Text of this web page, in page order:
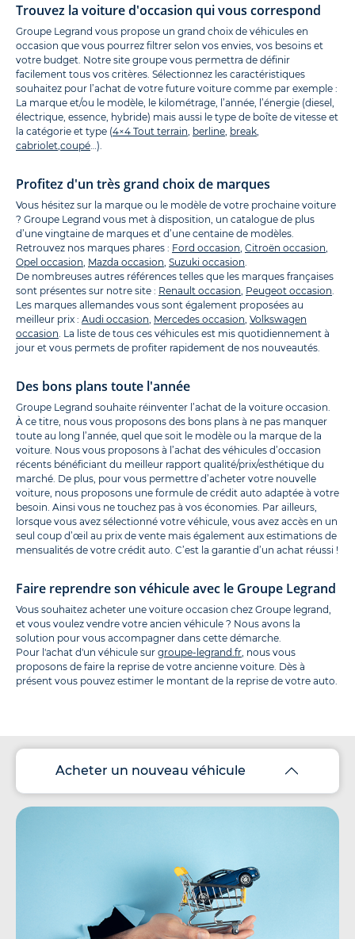
Trouvez la voiture d'occasion qui vous correspond
Groupe Legrand vous propose un grand choix de véhicules en
occasion que vous pourrez filtrer selon vos envies, vos besoins et
votre budget. Notre site groupe vous permettra de définir
facilement tous vos critères. Sélectionnez les caractéristiques
souhaitez pour l’achat de votre future voiture comme par exemple :
La marque et/ou le modèle, le kilométrage, l’année, l’énergie (diesel,
électrique, essence, hybride) mais aussi le type de boîte de vitesse et
la catégorie et type (4×4 Tout terrain berline break
cabriolet coupé …).
Profitez d'un très grand choix de marques
Vous hésitez sur la marque ou le modèle de votre prochaine voiture
? Groupe Legrand vous met à disposition, un catalogue de plus
d’une vingtaine de marques et d’une centaine de modèles.
Retrouvez nos marques phares : Ford occasion Citroën occasion
Opel occasion Mazda occasion Suzuki occasion
De nombreuses autres références telles que les marques françaises
sont présentes sur notre site : Renault occasion Peugeot occasion
Les marques allemandes vous sont également proposées au
meilleur prix : Audi occasion Mercedes occasion Volkswagen
occasion . La liste de tous ces véhicules est mis quotidiennement à
jour et vous permets de profiter rapidement de nos nouveautés.
Des bons plans toute l'année
Groupe Legrand souhaite réinventer l’achat de la voiture occasion.
À ce titre, nous vous proposons des bons plans à ne pas manquer
toute au long l’année, quel que soit le modèle ou la marque de la
voiture. Nous vous proposons à l’achat des véhicules d’occasion
récents bénéficiant du meilleur rapport qualité/prix/esthétique du
marché. De plus, pour vous permettre d’acheter votre nouvelle
voiture, nous proposons une formule de crédit auto adaptée à votre
besoin. Ainsi vous ne touchez pas à vos économies. Par ailleurs,
lorsque vous avez sélectionné votre véhicule, vous avez accès en un
seul coup d’œil au prix de vente mais également aux estimations de
mensualités de votre crédit auto. C’est la garantie d’un achat réussi !
Faire reprendre son véhicule avec le Groupe Legrand
Vous souhaitez acheter une voiture occasion chez Groupe legrand,
et vous voulez vendre votre ancien véhicule ? Nous avons la
solution pour vous accompagner dans cette démarche.
Pour l'achat d'un véhicule sur groupe-legrand.fr , nous vous
proposons de faire la reprise de votre ancienne voiture. Dès à
présent vous pouvez estimer le montant de la reprise de votre auto.
Acheter un nouveau véhicule